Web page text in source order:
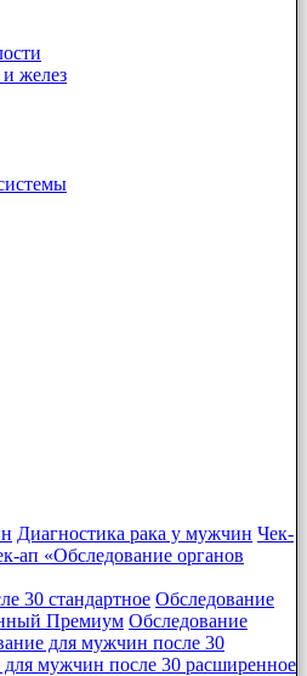
желез
Диагностика рака у мужчин Чек-
ап «Обследование органов
30 стандартное Обследование
Премиум Обследование
для мужчин после 30
для мужчин после 30 расширенное